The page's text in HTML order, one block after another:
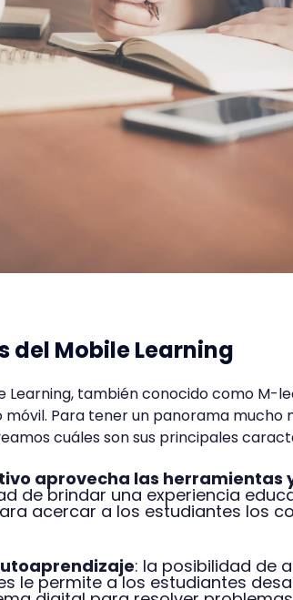
del Mobile Learning
Learning, también conocido como M-
Para tener un panorama mucho
cuáles son sus principales
aprovecha las herramientas
de brindar una experiencia
acercar a los estudiantes los
: la posibilidad de
le permite a los estudiantes